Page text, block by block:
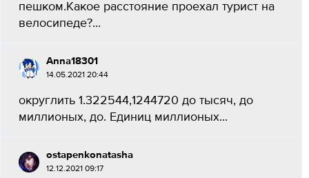
пешком.Какое расстояние проехал турист на
велосипеде?...
Anna18301
14.05.2021 20:44
округлить 1.322544,1244720 до тысяч, до
миллионых, до. Единиц миллионых...
ostapenkonatasha
12.12.2021 09:17